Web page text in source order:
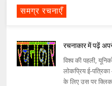
समग्र रचनाएँ
रचनाकार में पढ़ें
विश्व की पहली,
लोकप्रिय ई-
के लिए उस पर